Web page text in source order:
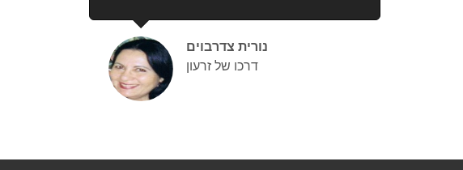
נורית צדרבוים
דרכו של זרעון